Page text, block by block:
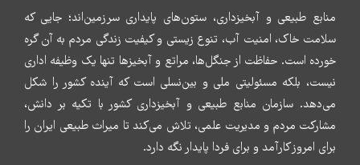
منابع طبیعی و آبخیزداری، ستون‌های پایداری سرزمین‌اند؛ جایی که
سلامت خاک، امنیت آب، تنوع زیستی و کیفیت زندگی مردم به آن گره
خورده است. حفاظت از جنگل‌ها، مراتع و آبخیزها تنها یک وظیفه اداری
نیست، بلکه مسئولیتی ملی و بین‌نسلی است که آینده کشور را شکل
می‌دهد. سازمان منابع طبیعی و آبخیزداری کشور با تکیه بر دانش،
مشارکت مردم و مدیریت علمی، تلاش می‌کند تا میراث طبیعی ایران را
برای امروز کارآمد و برای فردا پایدار نگه دارد.